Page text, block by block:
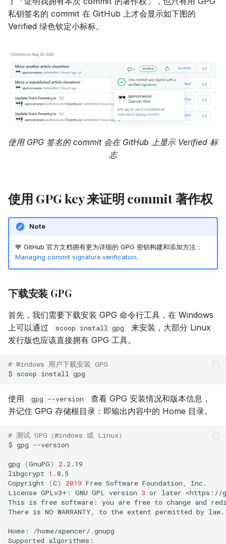
私钥签名的 commit 在 GitHub 上才会显示如下图的
Verified 绿色钦定小标标。
使用 GPG 签名的 commit 会在 GitHub 上显示 Verified 标
志
使用 GPG key 来证明 commit 著作权
Note
💙 GitHub 官方文档拥有更为详细的 GPG 密钥构建和添加方法：
Managing commit signature verification.
下载安装 GPG
首先，我们需要下载安装 GPG 命令行工具，在 Windows
上可以通过
scoop install gpg
来安装，大部分 Linux
发行版也应该直接拥有 GPG 工具。
# Windows 用户下载安装 GPG
$ scoop install
使用 gpg --version
查看 GPG 安装情况和版本信息，
并记住 GPG 存储根目录：即输出内容中的 Home 目录。
# 测试 GPG（Windows 或 Linux）
$ gpg --version
gpg (GnuPG) 2.2.19
libgcrypt 1 .8.5
Copyright
(C) 2019 Free Software Foundation,
Inc.
License GPLv3+: GNU GPL version 3 or later <https://
This is free software: you are free to change and
There is NO WARRANTY, to the extent permitted by law.
Home:
/home/spencer/.gnupg
Supported algorithms: